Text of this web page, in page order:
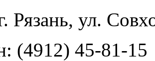
Рязань, ул.
(4912) 45-81-15